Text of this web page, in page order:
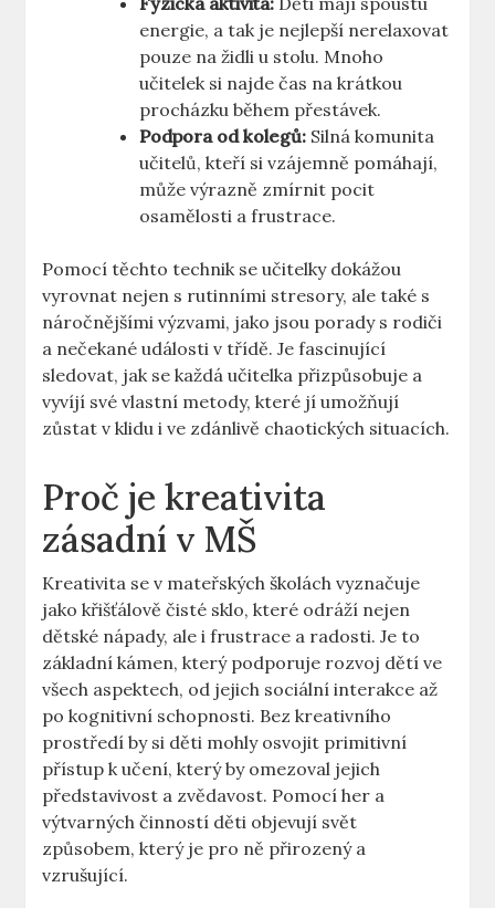
energie, a tak je nejlepší nerelaxovat
pouze ⁤na židli u stolu. Mnoho⁣
učitelek si najde čas na krátkou
procházku během přestávek.
Podpora od kolegů: Silná ‌komunita
učitelů, kteří si vzájemně pomáhají,
může výrazně zmírnit pocit
osamělosti a⁢ frustrace.
Pomocí ⁤těchto technik⁣ se ‌učitelky dokážou
vyrovnat nejen ‌s rutinními stresory, ale⁤ také s
náročnějšími⁣ výzvami,⁤ jako jsou porady s‌ rodiči
a nečekané události v třídě. ​Je fascinující​
sledovat, jak se každá učitelka přizpůsobuje a
‍vyvíjí své vlastní metody,⁤ které jí⁢ umožňují
zůstat v klidu i ve zdánlivě chaotických situacích.
Proč je kreativita
zásadní v ⁣MŠ
Kreativita se v mateřských‍ školách vyznačuje
jako křišťálově⁢ čisté sklo, které odráží nejen
dětské nápady, ale i frustrace ⁢a radosti. Je to
‍základní ​kámen, který⁢ podporuje rozvoj ‌dětí⁤ ve
všech⁢ aspektech, od jejich ​sociální interakce až
po kognitivní schopnosti. Bez kreativního
prostředí by si‌ děti ⁢mohly osvojit primitivní
přístup⁢ k učení, který by omezoval jejich
představivost a zvědavost.⁣ Pomocí her⁤ a⁣
výtvarných činností děti‍ objevují svět⁤
způsobem, který je pro ně přirozený a
⁢vzrušující.